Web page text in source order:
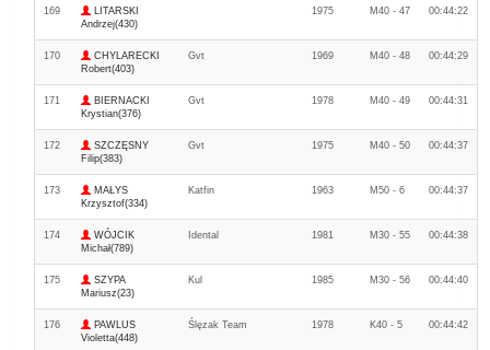
169
LITARSKI
Andrzej(430)
1975 M40 - 47 00:44:22
170
CHYLARECKI
Robert(403)
Gvt 1969 M40 - 48 00:44:29
171
BIERNACKI
Krystian(376)
Gvt 1978 M40 - 49 00:44:31
172
SZCZĘSNY
Filip(383)
Gvt 1975 M40 - 50 00:44:37
173
MAŁYS
Krzysztof(334)
Katfin 1963 M50 - 6 00:44:37
174
WÓJCIK
Michał(789)
Idental 1981 M30 - 55 00:44:38
175
SZYPA
Mariusz(23)
Kul 1985 M30 - 56 00:44:40
176
PAWLUS
Violetta(448)
Ślęzak Team 1978 K40 - 5 00:44:42